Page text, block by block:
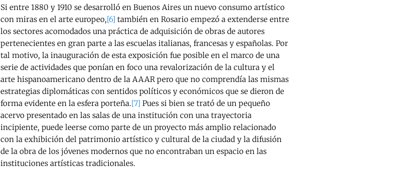
Si entre 1880 y 1910 se desarrolló en Buenos Aires un nuevo consumo artístico
con miras en el arte europeo,[6] también en Rosario empezó a extenderse entre
los sectores acomodados una práctica de adquisición de obras de autores
pertenecientes en gran parte a las escuelas italianas, francesas y españolas. Por
tal motivo, la inauguración de esta exposición fue posible en el marco de una
serie de actividades que ponían en foco una revalorización de la cultura y el
arte hispanoamericano dentro de la AAAR pero que no comprendía las mismas
estrategias diplomáticas con sentidos políticos y económicos que se dieron de
forma evidente en la esfera porteña.[7] Pues si bien se trató de un pequeño
acervo presentado en las salas de una institución con una trayectoria
incipiente, puede leerse como parte de un proyecto más amplio relacionado
con la exhibición del patrimonio artístico y cultural de la ciudad y la difusión
de la obra de los jóvenes modernos que no encontraban un espacio en las
instituciones artísticas tradicionales.